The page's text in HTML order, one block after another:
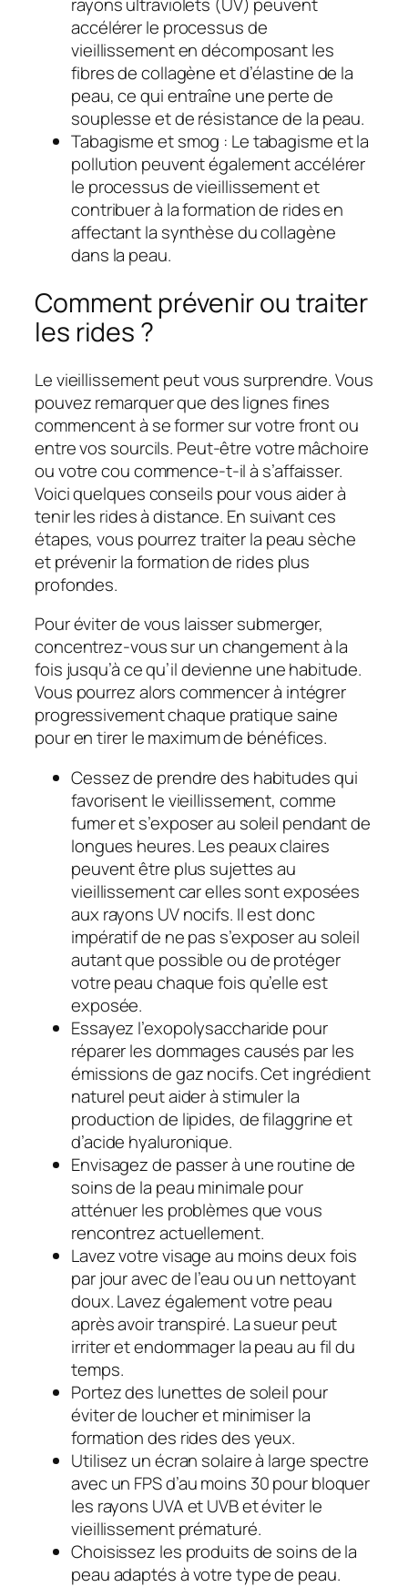
rayons ultraviolets (UV) peuvent
accélérer le processus de
vieillissement en décomposant les
fibres de collagène et d’élastine de la
peau, ce qui entraîne une perte de
souplesse et de résistance de la peau.
Tabagisme et smog : Le tabagisme et la
pollution peuvent également accélérer
le processus de vieillissement et
contribuer à la formation de rides en
affectant la synthèse du collagène
dans la peau.
Comment prévenir ou traiter
les rides ?
Le vieillissement peut vous surprendre. Vous
pouvez remarquer que des lignes fines
commencent à se former sur votre front ou
entre vos sourcils. Peut-être votre mâchoire
ou votre cou commence-t-il à s’affaisser.
Voici quelques conseils pour vous aider à
tenir les rides à distance. En suivant ces
étapes, vous pourrez traiter la peau sèche
et prévenir la formation de rides plus
profondes.
Pour éviter de vous laisser submerger,
concentrez-vous sur un changement à la
fois jusqu’à ce qu’il devienne une habitude.
Vous pourrez alors commencer à intégrer
progressivement chaque pratique saine
pour en tirer le maximum de bénéfices.
Cessez de prendre des habitudes qui
favorisent le vieillissement, comme
fumer et s’exposer au soleil pendant de
longues heures. Les peaux claires
peuvent être plus sujettes au
vieillissement car elles sont exposées
aux rayons UV nocifs. Il est donc
impératif de ne pas s’exposer au soleil
autant que possible ou de protéger
votre peau chaque fois qu’elle est
exposée.
Essayez l’exopolysaccharide pour
réparer les dommages causés par les
émissions de gaz nocifs. Cet ingrédient
naturel peut aider à stimuler la
production de lipides, de filaggrine et
d’acide hyaluronique.
Envisagez de passer à une routine de
soins de la peau minimale pour
atténuer les problèmes que vous
rencontrez actuellement.
Lavez votre visage au moins deux fois
par jour avec de l’eau ou un nettoyant
doux. Lavez également votre peau
après avoir transpiré. La sueur peut
irriter et endommager la peau au fil du
temps.
Portez des lunettes de soleil pour
éviter de loucher et minimiser la
formation des rides des yeux.
Utilisez un écran solaire à large spectre
avec un FPS d’au moins 30 pour bloquer
les rayons UVA et UVB et éviter le
vieillissement prématuré.
Choisissez les produits de soins de la
peau adaptés à votre type de peau.